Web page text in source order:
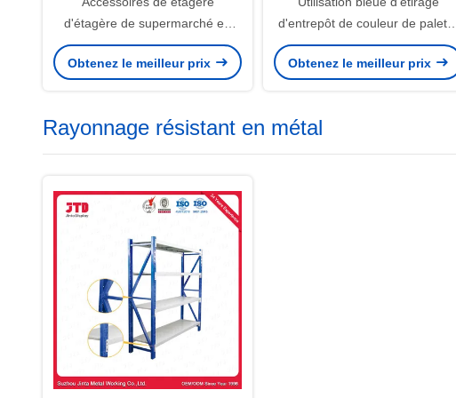
d'étagère de supermarché en
plastique automatique de
poussoir
Obtenez le meilleur prix
d'entrepôt de couleur de palette
en plastique résistante de HDPE
Obtenez le meilleur prix
Rayonnage résistant en métal